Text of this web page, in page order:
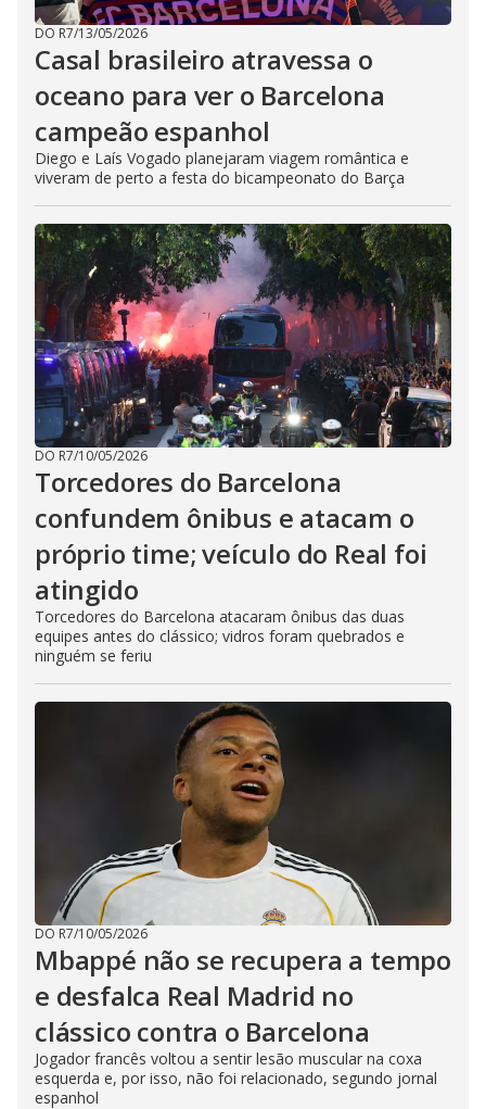
DO R7/13/05/2026
Casal brasileiro atravessa o
oceano para ver o Barcelona
campeão espanhol
Diego e Laís Vogado planejaram viagem romântica e
viveram de perto a festa do bicampeonato do Barça
DO R7/10/05/2026
Torcedores do Barcelona
confundem ônibus e atacam o
próprio time; veículo do Real foi
atingido
Torcedores do Barcelona atacaram ônibus das duas
equipes antes do clássico; vidros foram quebrados e
ninguém se feriu
DO R7/10/05/2026
Mbappé não se recupera a tempo
e desfalca Real Madrid no
clássico contra o Barcelona
Jogador francês voltou a sentir lesão muscular na coxa
esquerda e, por isso, não foi relacionado, segundo jornal
espanhol